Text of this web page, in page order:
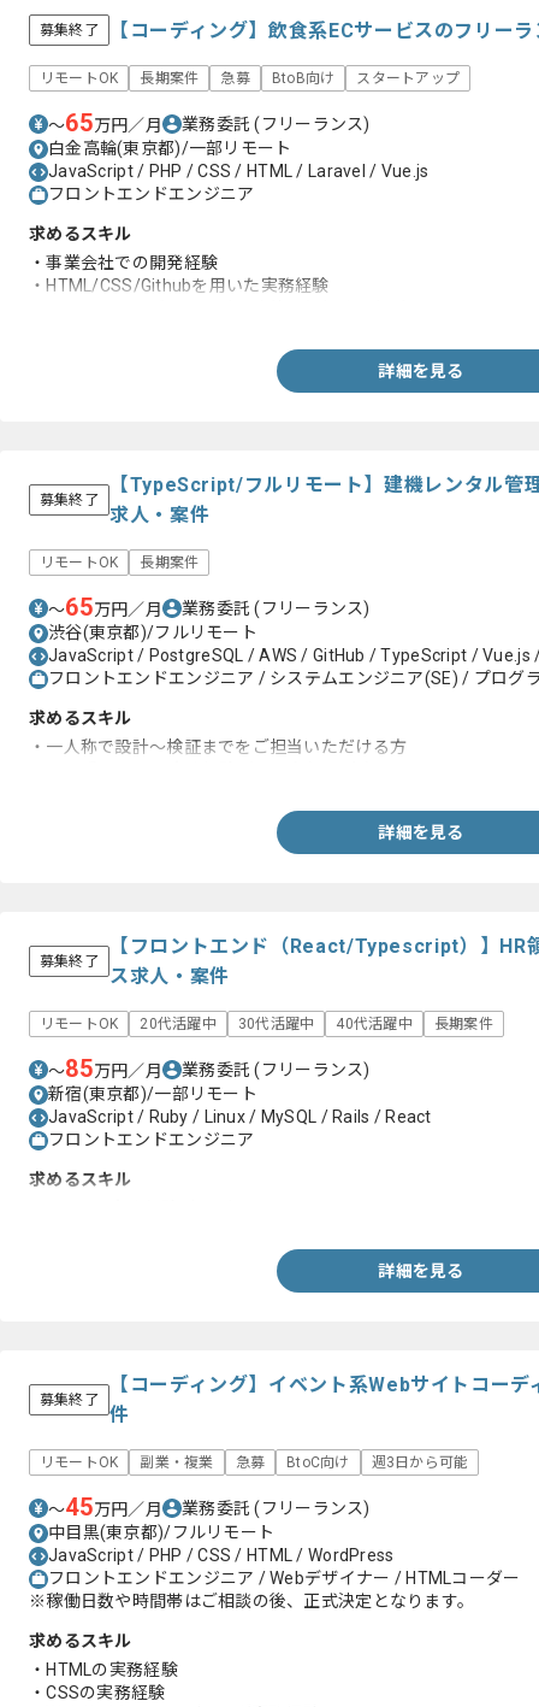
募集終了 【コーディング】飲食系ECサービスのフリー
リモートOK 長期案件 急募 BtoB向け スタートアップ
〜65万円／月 業務委託(フリーランス)
白金高輪(東京都)/一部リモート
JavaScript / PHP / CSS / HTML / Laravel / Vue.js
フロントエンドエンジニア
求めるスキル
・事業会社での開発経験
・HTML/CSS/Githubを用いた実務経験
詳細を見る
募集終了
【TypeScript/フルリモート】建機レンタル管
求人・案件
リモートOK 長期案件
〜65万円／月 業務委託(フリーランス)
渋谷(東京都)/フルリモート
JavaScript / PostgreSQL / AWS / GitHub / TypeScript / Vue.js
フロントエンドエンジニア / システムエンジニア(SE) / プログ
求めるスキル
・一人称で設計～検証までをご担当いただける方
詳細を見る
募集終了
【フロントエンド（React/Typescript）】HR
ス求人・案件
リモートOK 20代活躍中 30代活躍中 40代活躍中 長期案件
〜85万円／月 業務委託(フリーランス)
新宿(東京都)/一部リモート
JavaScript / Ruby / Linux / MySQL / Rails / React
フロントエンドエンジニア
求めるスキル
詳細を見る
募集終了
【コーディング】イベント系Webサイトコー
件
リモートOK 副業・複業 急募 BtoC向け 週3日から可能
〜45万円／月 業務委託(フリーランス)
中目黒(東京都)/フルリモート
JavaScript / PHP / CSS / HTML / WordPress
フロントエンドエンジニア / Webデザイナー / HTMLコーダー
※稼働日数や時間帯はご相談の後、正式決定となります。
求めるスキル
・HTMLの実務経験
・CSSの実務経験